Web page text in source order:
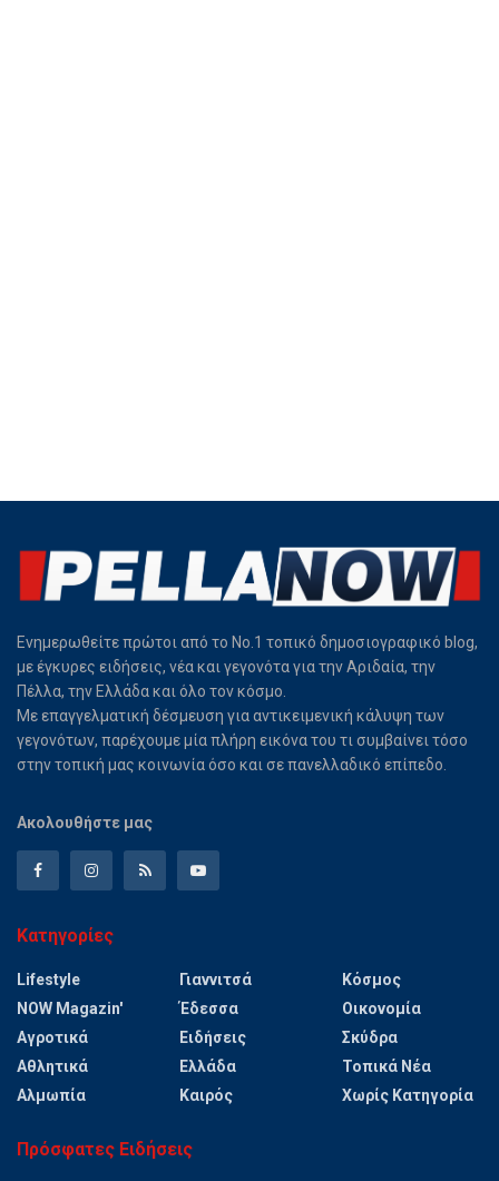
Ενημερωθείτε πρώτοι από το Νο.1 τοπικό δημοσιογραφικό blog,
με έγκυρες ειδήσεις, νέα και γεγονότα για την Αριδαία, την
Πέλλα, την Ελλάδα και όλο τον κόσμο.
Με επαγγελματική δέσμευση για αντικειμενική κάλυψη των
γεγονότων, παρέχουμε μία πλήρη εικόνα του τι συμβαίνει τόσο
στην τοπική μας κοινωνία όσο και σε πανελλαδικό επίπεδο.
Ακολουθήστε μας
Κατηγορίες
Lifestyle
NOW Magazin'
Αγροτικά
Αθλητικά
Αλμωπία
Γιαννιτσά
Έδεσσα
Ειδήσεις
Ελλάδα
Καιρός
Κόσμος
Οικονομία
Σκύδρα
Τοπικά Νέα
Χωρίς Κατηγορία
Πρόσφατες Ειδήσεις